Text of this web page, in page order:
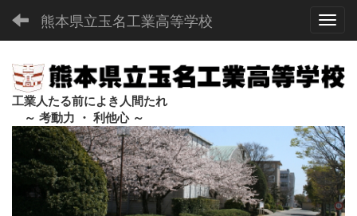
熊本県立玉名工業高等学校
工業人たる前によき人間たれ
～ 考動力 ・ 利他心 ～